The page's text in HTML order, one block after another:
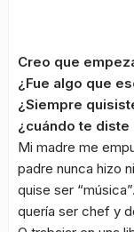
Creo que
¿Fue algo que
¿Siempre
¿cuándo te
Mi madre me
padre nunca hizo
quise ser
quería ser chef y